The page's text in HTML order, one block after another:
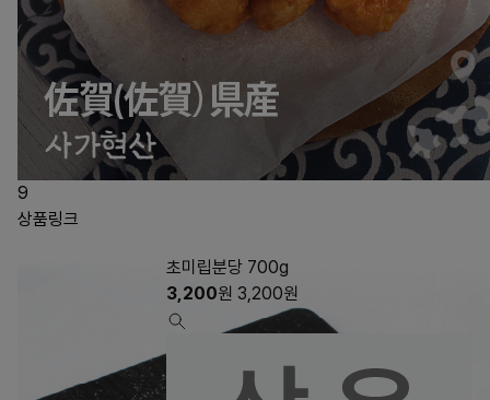
9
상품링크
초미립분당 700g
3,200원 3,200원